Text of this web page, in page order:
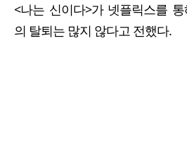
<나는 신이다>가 넷플릭스를
의 탈퇴는 많지 않다고 전했다.